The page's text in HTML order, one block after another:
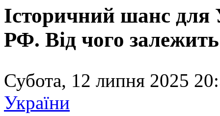
Історичний шанс для
РФ. Від чого
Субота, 12 липня 2025
України